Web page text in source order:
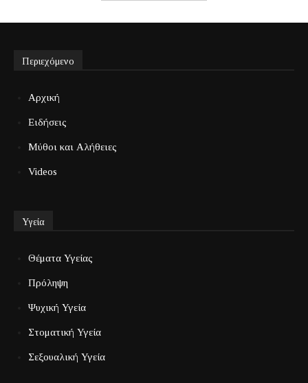
Περιεχόμενο
Αρχική
Ειδήσεις
Μύθοι και Αλήθειες
Videos
Υγεία
Θέματα Υγείας
Πρόληψη
Ψυχική Υγεία
Στοματική Υγεία
Σεξουαλική Υγεία